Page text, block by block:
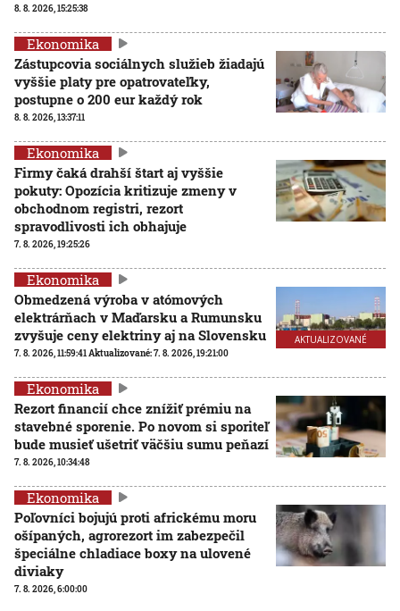
8. 8. 2026, 15:25:38
Ekonomika
Zástupcovia sociálnych služieb žiadajú
vyššie platy pre opatrovateľky,
postupne o 200 eur každý rok
8. 8. 2026, 13:37:11
Ekonomika
Firmy čaká drahší štart aj vyššie
pokuty: Opozícia kritizuje zmeny v
obchodnom registri, rezort
spravodlivosti ich obhajuje
7. 8. 2026, 19:25:26
AKTUALIZOVANÉ
Ekonomika
Obmedzená výroba v atómových
elektrárňach v Maďarsku a Rumunsku
zvyšuje ceny elektriny aj na Slovensku
7. 8. 2026, 11:59:41 Aktualizované:7. 8. 2026, 19:21:00
Ekonomika
Rezort financií chce znížiť prémiu na
stavebné sporenie. Po novom si sporiteľ
bude musieť ušetriť väčšiu sumu peňazí
7. 8. 2026, 10:34:48
Ekonomika
Poľovníci bojujú proti africkému moru
ošípaných, agrorezort im zabezpečil
špeciálne chladiace boxy na ulovené
diviaky
7. 8. 2026, 6:00:00